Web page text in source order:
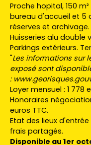
Proche hopital, 150
bureau d'accueil et 5
réserves et archivage.
Huisseries alu double
Parkings extérieurs.
"Les informations sur
exposé sont
:
Loyer mensuel : 1
Honoraires
euros TTC.
Etat des lieux
frais partagés.
Disponible au 1er